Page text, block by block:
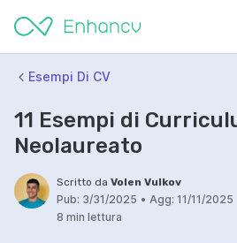
Esempi Di CV
11 Esempi di
Neolaureato
Scritto da Volen Vulkov
Pub: 3/31/2025 • Agg: 11/11/2025
8 min lettura